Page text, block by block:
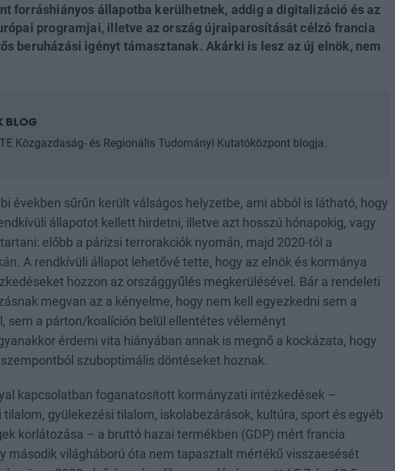
forráshiányos állapotba kerülhetnek, addig a digitalizáció és az
programjai, illetve az ország újraiparosítását célzó francia
beruházási igényt támasztanak. Akárki is lesz az új elnök, nem
BLOG
Közgazdaság- és Regionális Tudományi Kutatóközpont blogja.
években sűrűn került válságos helyzetbe, ami abból is látható, hogy
állapotot kellett hirdetni, illetve azt hosszú hónapokig, vagy
előbb a párizsi terrorakciók nyomán, majd 2020-tól a
A rendkívüli állapot lehetővé tette, hogy az elnök és kormánya
hozzon az országgyűlés megkerülésével. Bár a rendeleti
megvan az a kényelme, hogy nem kell egyezkedni sem a
sem a párton/koalíción belül ellentétes véleményt
érdemi vita hiányában annak is megnő a kockázata, hogy
szuboptimális döntéseket hoznak.
kapcsolatban foganatosított kormányzati intézkedések –
tilalom, gyülekezési tilalom, iskolabezárások, kultúra, sport és egyéb
korlátozása – a bruttó hazai termékben (GDP) mért francia
második világháború óta nem tapasztalt mértékű visszaesését